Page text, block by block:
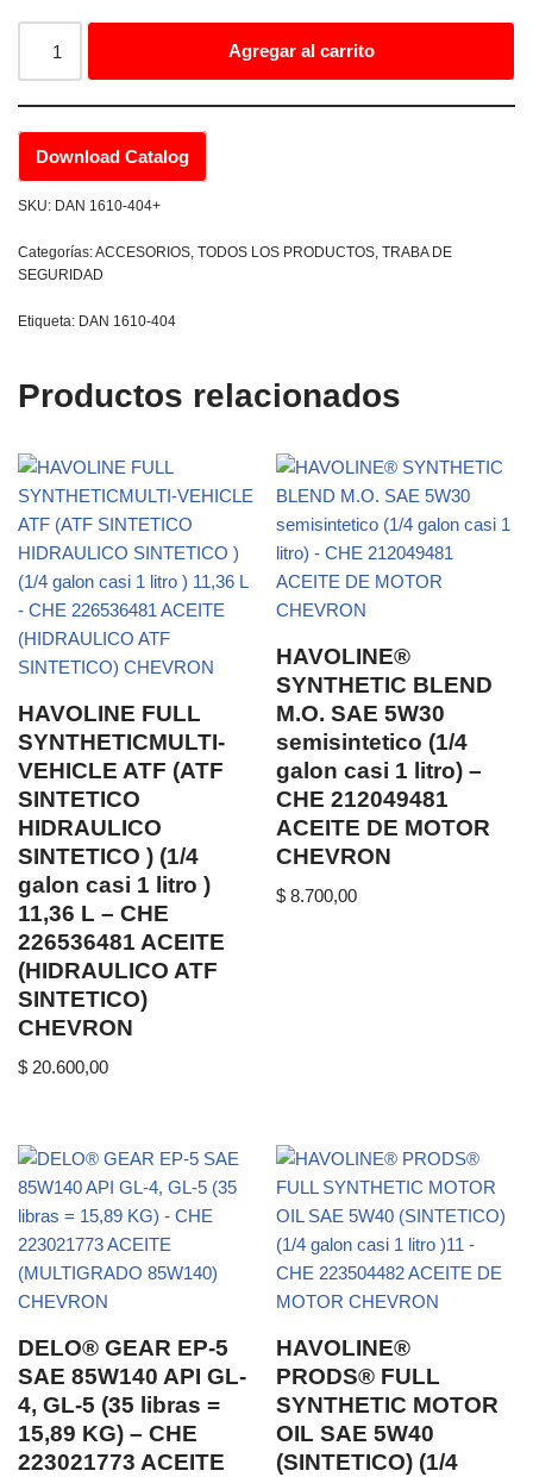
Agregar al carrito
Download Catalog
SKU: DAN 1610-404+
Categorías:ACCESORIOS, TODOS LOS PRODUCTOS, TRABA DE
SEGURIDAD
Etiqueta: DAN 1610-404
Productos relacionados
HAVOLINE FULL
SYNTHETICMULTI-
VEHICLE ATF (ATF
SINTETICO
HIDRAULICO
SINTETICO ) (1/4
galon casi 1 litro )
11,36 L – CHE
226536481 ACEITE
(HIDRAULICO ATF
SINTETICO)
CHEVRON
$ 20.600,00
HAVOLINE®
SYNTHETIC BLEND
M.O. SAE 5W30
semisintetico (1/4
galon casi 1 litro) –
CHE 212049481
ACEITE DE MOTOR
CHEVRON
$ 8.700,00
DELO® GEAR EP-5
SAE 85W140 API GL-
4, GL-5 (35 libras =
15,89 KG) – CHE
223021773 ACEITE
HAVOLINE®
PRODS® FULL
SYNTHETIC MOTOR
OIL SAE 5W40
(SINTETICO) (1/4